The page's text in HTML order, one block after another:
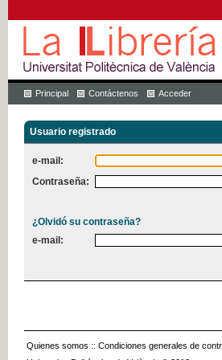
Principal Contáctenos Acceder
Usuario registrado
e-mail:
Contraseña:
¿Olvidó su contraseña?
e-mail:
Quienes somos :: Condiciones generales de